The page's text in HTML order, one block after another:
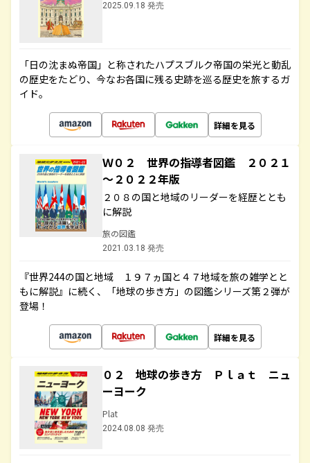
2025.09.18 発売
「日の沈まぬ帝国」と称されたハプスブルク帝国の栄光と動乱
の歴史をたどり、今なお各国に残る史跡を巡る歴史を旅するガ
イド。
詳細を見る
Ｗ０２ 世界の指導者図鑑 ２０２１
～２０２２年版
２０８の国と地域のリーダーを経歴ととも
に解説
旅の図鑑
2021.03.18 発売
『世界244の国と地域 １９７ヵ国と４７地域を旅の雑学とと
もに解説』に続く、「地球の歩き方」の図鑑シリーズ第２弾が
登場！
詳細を見る
０２ 地球の歩き方 Ｐｌａｔ ニュ
ーヨーク
Plat
2024.08.08 発売